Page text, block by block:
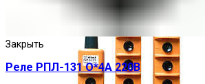
Закрыть
Реле РПЛ-131 О*4А 220В